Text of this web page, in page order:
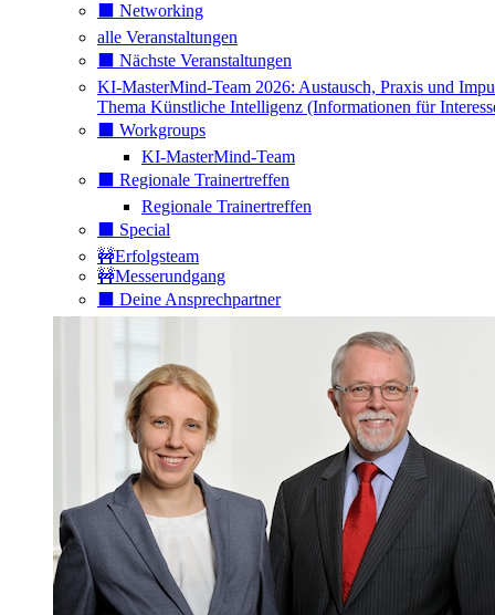
⬛️ Networking
alle Veranstaltungen
⬛️ Nächste Veranstaltungen
KI-MasterMind-Team 2026: Austausch, Praxis und
Thema Künstliche Intelligenz (Informationen für
⬛️ Workgroups
KI-MasterMind-Team
⬛️ Regionale Trainertreffen
Regionale Trainertreffen
⬛️ Special
🚧Erfolgsteam
🚧Messerundgang
⬛️ Deine Ansprechpartner